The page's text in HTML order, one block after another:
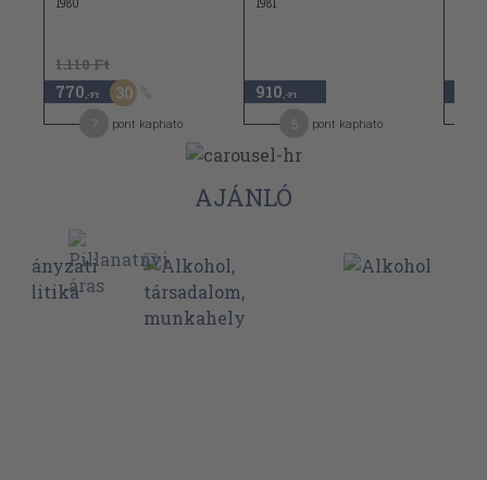
1980
1.110 Ft
770 ,-Ft 30
pont kapható
1981
910 ,-Ft
pont kapható
AJÁNLÓ